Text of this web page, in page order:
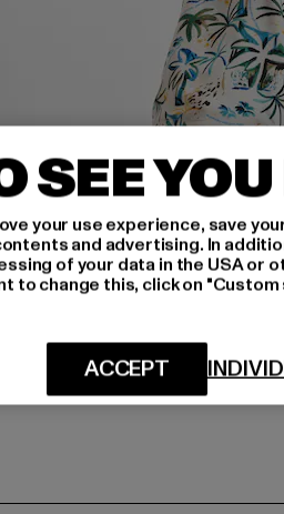
JUST RHYSE
Waikiki
SEE
your use experience, save
and advertising. In
of your data in the USA or
to change this, click on
ACCEPT